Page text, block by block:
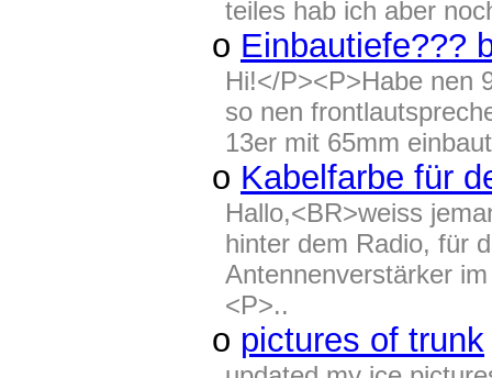
teiles hab ich aber
o Einbautiefe???
Hi!</P><P>Habe nen
so nen
13er mit 65mm
o Kabelfarbe für
Hallo,<BR>weiss
hinter dem Radio, für
Antennenverstärker
<P>..
o pictures of trunk